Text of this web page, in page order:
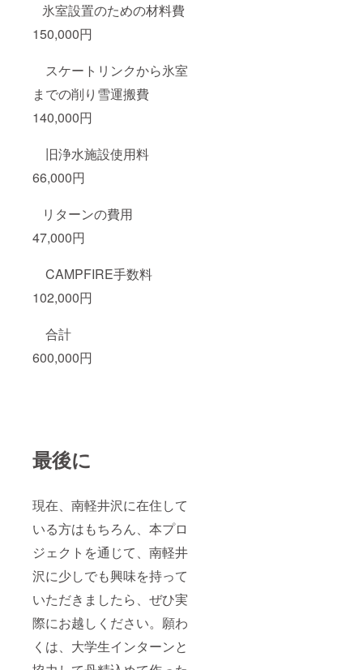
氷室設置のための材料費
150,000円
スケートリンクから氷室
までの削り雪運搬費
140,000円
旧浄水施設使用料
66,000円
リターンの費用
47,000円
CAMPFIRE手数料
102,000円
合計
600,000円
最後に
現在、南軽井沢に在住して
いる方はもちろん、本プロ
ジェクトを通じて、南軽井
沢に少しでも興味を持って
いただきましたら、ぜひ実
際にお越しください。願わ
くは、大学生インターンと